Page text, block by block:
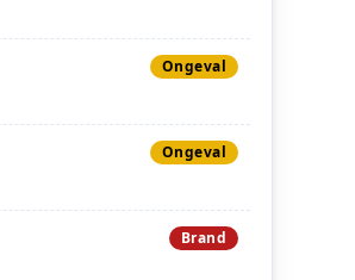
Ongeval
Ongeval
Brand